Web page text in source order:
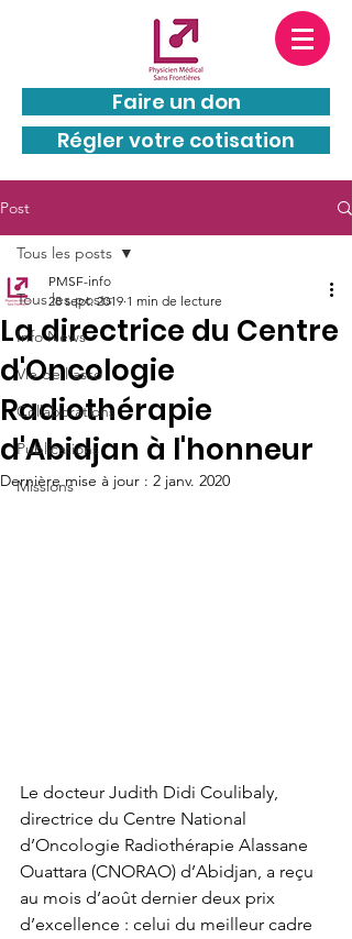
PMSF est une entité juridiquement
indépendante deMSF(Médecins Sans
Frontières) : PMSF et MSF n’appartiennent pas au
Faire un don
Régler votre cotisation
Post
Tous les posts
Info News
Vie de l'asso
Collaborations
Publications
Missions
Tous les posts
La directrice du Centre
d'Oncologie
Radiothérapie
d'Abidjan à l'honneur
PMSF-info
28 sept. 2019 1 min de lecture
Dernière mise à jour : 2 janv. 2020
Le docteur Judith Didi Coulibaly,
directrice du Centre National
d’Oncologie Radiothérapie Alassane
Ouattara (CNORAO) d’Abidjan, a reçu
au mois d’août dernier deux prix
d’excellence : celui du meilleur cadre